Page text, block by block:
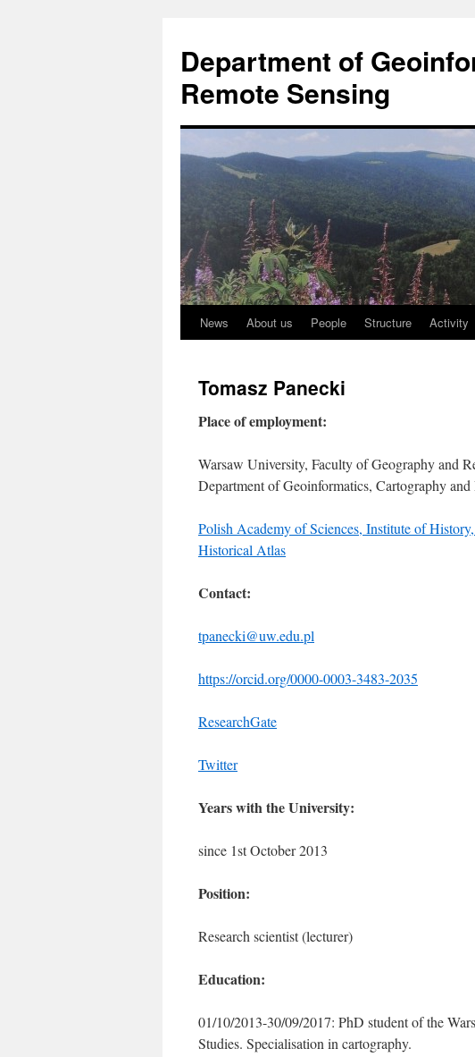
treści
Department of
Remote Sensing
News About us People Structure Activity
Tomasz Panecki
Place of employment:
Warsaw University, Faculty of Geography and
Department of Geoinformatics, Cartography and
Polish Academy of Sciences, Institute of
Historical Atlas
Contact:
tpanecki@uw.edu.pl
https://orcid.org/0000-0003-3483-2035
ResearchGate
Twitter
Years with the University:
since 1st October 2013
Position:
Research scientist (lecturer)
Education:
01/10/2013-30/09/2017: PhD student of the
Studies. Specialisation in cartography.